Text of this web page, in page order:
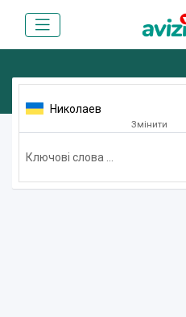
Николаев
Змінити